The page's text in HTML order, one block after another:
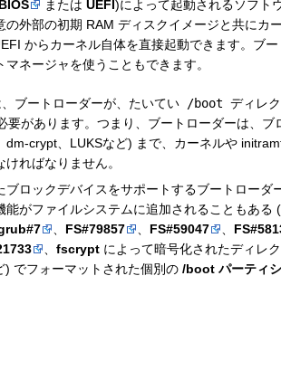
BIOS または UEFI)によって起動されるソフト
の外部の初期 RAM ディスクイメージと共にカ
からカーネル自体を直接起動できます。ブ
ネージャを使うこともできます。
ブートローダーが、たいてい /boot ディレ
要があります。つまり、ブートローダーは、
dm-crypt、LUKSなど) まで、カーネルや
ればなりません。
ブロックデバイスをサポートするブートローダ
能がファイルシステムに追加されることもある
FS#79857 FS#59047
fscrypt によって暗号化されたディレ
) でフォーマットされた個別の /boot パーティ